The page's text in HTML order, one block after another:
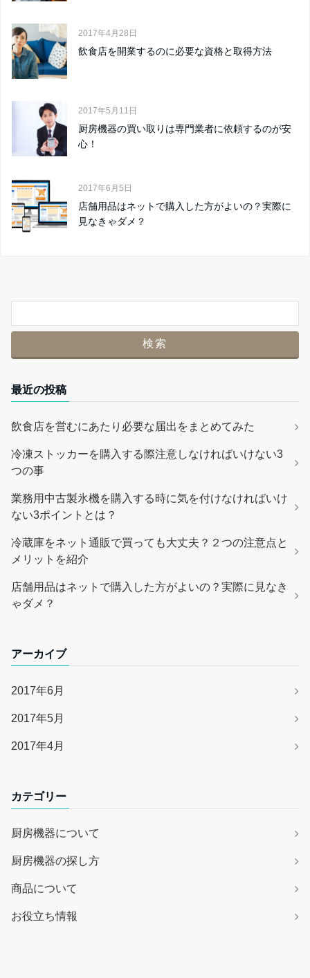
2017年4月28日
飲食店を開業するのに必要な資格と取得方法
2017年5月11日
厨房機器の買い取りは専門業者に依頼するのが安
心！
2017年6月5日
店舗用品はネットで購入した方がよいの？実際に
見なきゃダメ？
最近の投稿
飲食店を営むにあたり必要な届出をまとめてみた
冷凍ストッカーを購入する際注意しなければいけない3
つの事
業務用中古製氷機を購入する時に気を付けなければいけ
ない3ポイントとは？
冷蔵庫をネット通販で買っても大丈夫？２つの注意点と
メリットを紹介
店舗用品はネットで購入した方がよいの？実際に見なき
ゃダメ？
アーカイブ
2017年6月
2017年5月
2017年4月
カテゴリー
厨房機器について
厨房機器の探し方
商品について
お役立ち情報